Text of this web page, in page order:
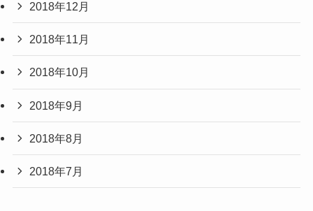
2018年12月
2018年11月
2018年10月
2018年9月
2018年8月
2018年7月